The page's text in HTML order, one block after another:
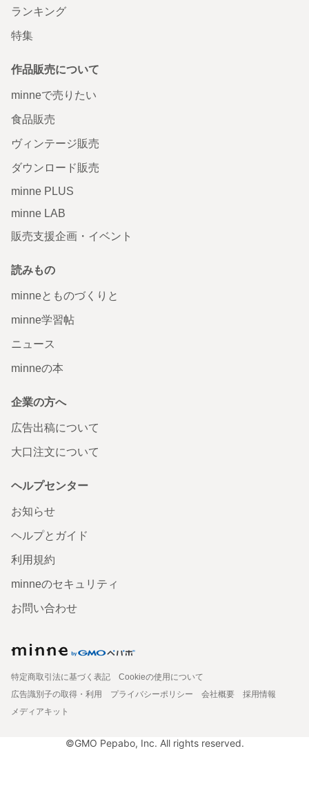
ランキング
特集
作品販売について
minneで売りたい
食品販売
ヴィンテージ販売
ダウンロード販売
minne PLUS
minne LAB
販売支援企画・イベント
読みもの
minneとものづくりと
minne学習帖
ニュース
minneの本
企業の方へ
広告出稿について
大口注文について
ヘルプセンター
お知らせ
ヘルプとガイド
利用規約
minneのセキュリティ
お問い合わせ
特定商取引法に基づく表記
Cookieの使用について
広告識別子の取得・利用
プライバシーポリシー 会社概要
採用情報
メディアキット
©GMO Pepabo, Inc. All rights reserved.